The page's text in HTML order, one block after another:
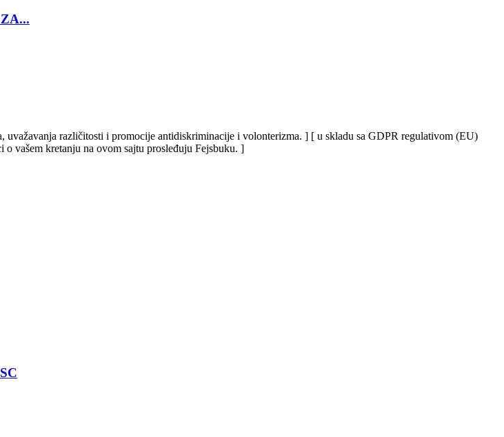
različitosti i promocije antidiskriminacije i volonterizma. ] [ u skladu sa GDPR regulativom (EU)
o vašem kretanju na ovom sajtu prosleđuju Fejsbuku. ]